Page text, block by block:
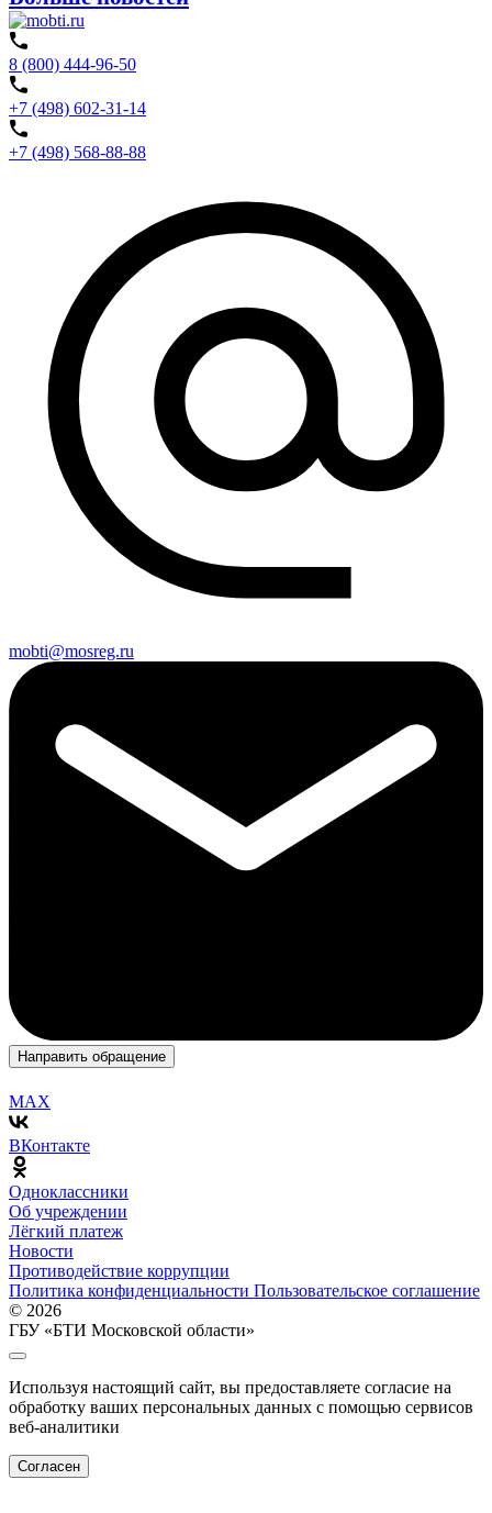
8 (800) 444-96-50
+7 (498) 602-31-14
+7 (498) 568-88-88
mobti@mosreg.ru
Направить обращение
MAX
ВКонтакте
Одноклассники
Об учреждении
Лёгкий платеж
Новости
Противодействие коррупции
Политика конфиденциальности Пользовательское соглашение
© 2026
ГБУ «БТИ Московской области»
Используя настоящий сайт, вы предоставляете согласие на
обработку ваших персональных данных с помощью сервисов
веб-аналитики
Согласен